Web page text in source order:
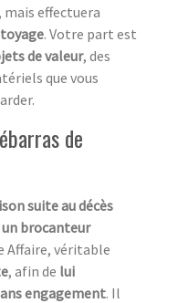
mais effectuera
. Votre part est
de valeur, des
que vous
de
suite au décès
un brocanteur
Affaire, véritable
, afin de lui
engagement. Il